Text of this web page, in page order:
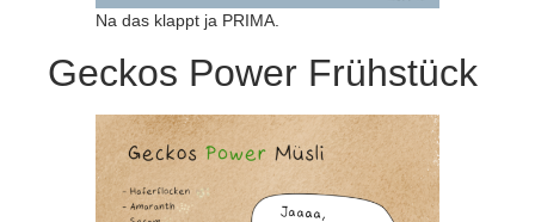
Na das klappt ja PRIMA.
Geckos Power Frühstück